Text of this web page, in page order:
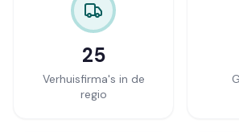
25
Verhuisfirma's in de
regio